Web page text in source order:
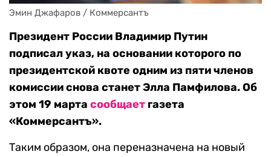
Эмин Джафаров / Коммерсантъ
Президент России Владимир Путин
подписал указ, на основании которого по
президентской квоте одним из пяти членов
комиссии снова станет Элла Памфилова. Об
этом 19 марта сообщает газета
«Коммерсантъ».
Таким образом, она переназначена на новый